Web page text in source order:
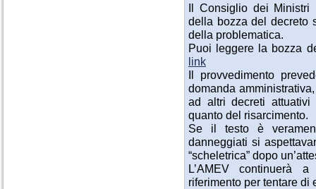
Il Consiglio dei
della bozza del decreto
della problematica.
Puoi leggere la bozza
link
Il provvedimento
domanda
ad altri decreti
quanto del risarcimento.
Se il testo è
danneggiati si
“scheletrica” dopo
L’AMEV continuerà
riferimento per tentare di